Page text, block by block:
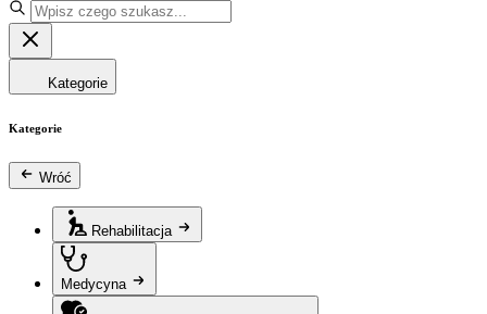
Kategorie
Kategorie
Wróć
Rehabilitacja
Medycyna